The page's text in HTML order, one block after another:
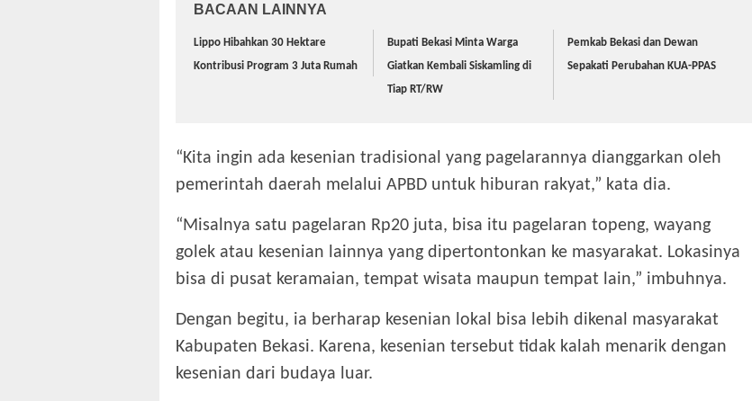
BACAAN LAINNYA
Lippo Hibahkan 30 Hektare
Kontribusi Program 3 Juta Rumah
Bupati Bekasi Minta Warga
Giatkan Kembali Siskamling di
Tiap RT/RW
Pemkab Bekasi dan Dewan
Sepakati Perubahan KUA-PPAS
“Kita ingin ada kesenian tradisional yang pagelarannya dianggarkan oleh
pemerintah daerah melalui APBD untuk hiburan rakyat,” kata dia.
“Misalnya satu pagelaran Rp20 juta, bisa itu pagelaran topeng, wayang
golek atau kesenian lainnya yang dipertontonkan ke masyarakat. Lokasinya
bisa di pusat keramaian, tempat wisata maupun tempat lain,” imbuhnya.
Dengan begitu, ia berharap kesenian lokal bisa lebih dikenal masyarakat
Kabupaten Bekasi. Karena, kesenian tersebut tidak kalah menarik dengan
kesenian dari budaya luar.